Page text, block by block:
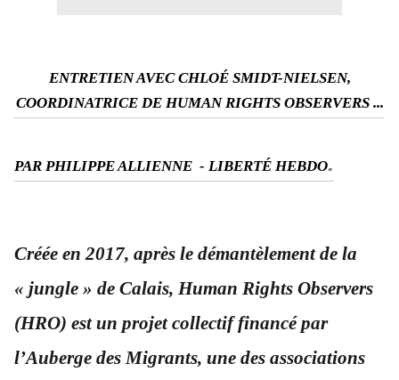
ENTRETIEN AVEC CHLOÉ SMIDT-NIELSEN,
COORDINATRICE DE HUMAN RIGHTS OBSERVERS ...
PAR PHILIPPE ALLIENNE - LIBERTÉ HEBDO.
Créée en 2017, après le démantèlement de la
« jungle » de Calais, Human Rights Observers
(HRO) est un projet collectif financé par
l’Auberge des Migrants, une des associations